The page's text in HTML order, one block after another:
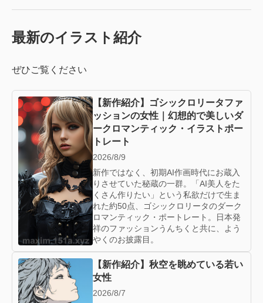
最新のイラスト紹介
ぜひご覧ください
【新作紹介】ゴシックロリータファ
ッションの女性｜幻想的で美しいダ
ークロマンティック・イラストポー
トレート
2026/8/9
新作ではなく、初期AI作画時代にお蔵入
りさせていた秘蔵の一群。「AI美人をた
くさん作りたい」という私欲だけで生ま
れた約50点、ゴシックロリータのダーク
ロマンティック・ポートレート。日本発
祥のファッションうんちくと共に、よう
やくのお披露目。
【新作紹介】秋空を眺めている若い
女性
2026/8/7